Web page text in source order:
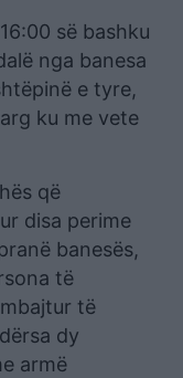
së bashku
nga banesa
e tyre,
ku me vete
që
disa perime
banesës,
të
të
dy
armë